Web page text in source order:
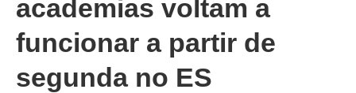
academias voltam a
funcionar a partir de
segunda no ES